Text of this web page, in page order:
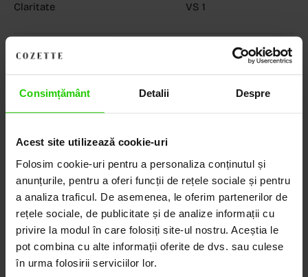
Consimțământ Detalii Despre
Acest site utilizează cookie-uri
Folosim cookie-uri pentru a personaliza conținutul și
anunțurile, pentru a oferi funcții de rețele sociale și pentru
a analiza traficul. De asemenea, le oferim partenerilor de
rețele sociale, de publicitate și de analize informații cu
privire la modul în care folosiți site-ul nostru. Aceștia le
pot combina cu alte informații oferite de dvs. sau culese
în urma folosirii serviciilor lor.
Claritate
VS 1
MAGAZINELE COZETTE
COZETTE - Dorobanți
COZETTE - Sediu central(vezi detalii)
Babilonia, Auchan Dr. Taberei, Bucuresti
(vezi detalii)
Descoperă Lumea COZETTE,
LOCUL UNDE STILUL
DEVINE ARTĂ!
COZETTE este destinația ta de top pentru bijuterii
elegante și rafinate, create cu măiestrie și pasiune.